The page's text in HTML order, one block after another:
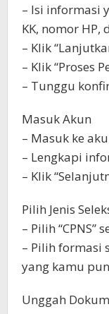
– Isi informasi
KK, nomor
– Klik
– Klik “Proses
– Tunggu
Masuk Akun
– Masuk ke
– Lengkapi
– Klik
Pilih Jenis
– Pilih “CPNS”
– Pilih formasi
yang kamu
Unggah